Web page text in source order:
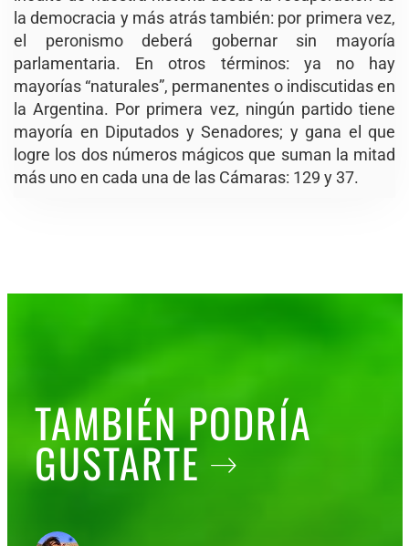
la democracia y más atrás también: por primera vez,
el peronismo deberá gobernar sin mayoría
parlamentaria. En otros términos: ya no hay
mayorías “naturales”, permanentes o indiscutidas en
la Argentina. Por primera vez, ningún partido tiene
mayoría en Diputados y Senadores; y gana el que
logre los dos números mágicos que suman la mitad
más uno en cada una de las Cámaras: 129 y 37.
TAMBIÉN PODRÍA
GUSTARTE